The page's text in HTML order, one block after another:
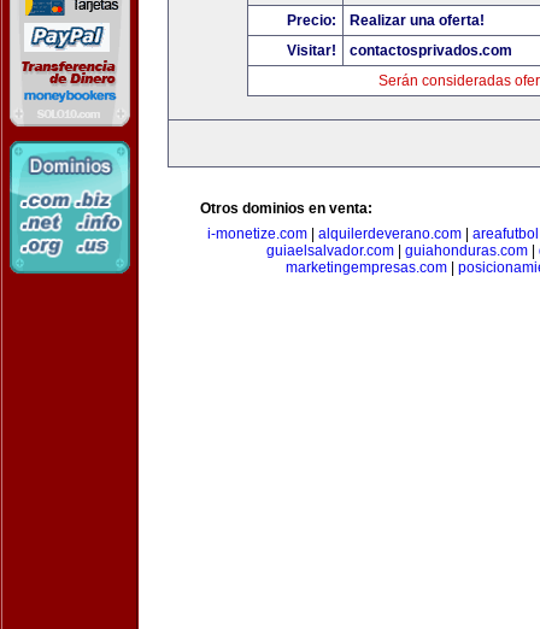
Precio:
Realizar una oferta!
Visitar!
contactosprivados.com
Serán consideradas
Otros dominios en venta:
i-monetize.com
alquilerdeverano.com
guiaelsalvador.com| guiahonduras.com|
marketingempresas.com